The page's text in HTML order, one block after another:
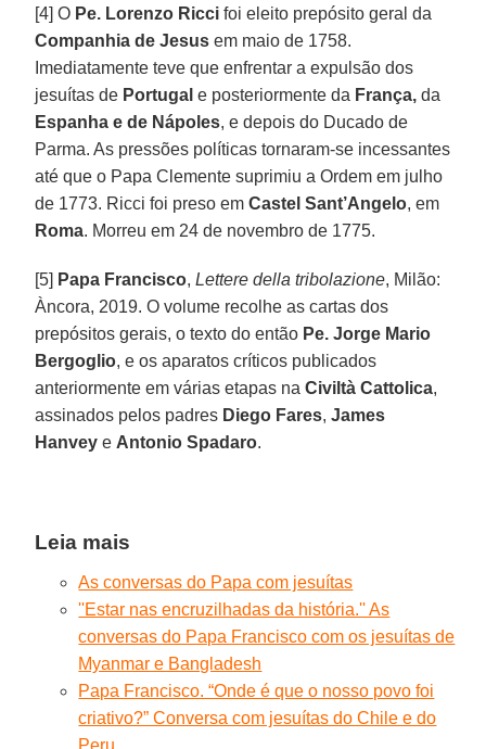
[4] O Pe. Lorenzo Ricci foi eleito prepósito geral da
Companhia de Jesus em maio de 1758.
Imediatamente teve que enfrentar a expulsão dos
jesuítas de Portugal e posteriormente da França, da
Espanha e de Nápoles, e depois do Ducado de
Parma. As pressões políticas tornaram-se incessantes
até que o Papa Clemente suprimiu a Ordem em julho
de 1773. Ricci foi preso emCastel Sant’Angelo, em
Roma. Morreu em 24 de novembro de 1775.
[5] Papa Francisco,Lettere della tribolazione, Milão:
Àncora, 2019. O volume recolhe as cartas dos
prepósitos gerais, o texto do então Pe. Jorge Mario
Bergoglio, e os aparatos críticos publicados
anteriormente em várias etapas naCiviltà Cattolica,
assinados pelos padres Diego Fares,James
Hanvey e Antonio Spadaro.
Leia mais
As conversas do Papa com jesuítas
''Estar nas encruzilhadas da história.'' As
conversas do Papa Francisco com os jesuítas de
Myanmar e Bangladesh
Papa Francisco. “Onde é que o nosso povo foi
criativo?” Conversa com jesuítas do Chile e do
Peru